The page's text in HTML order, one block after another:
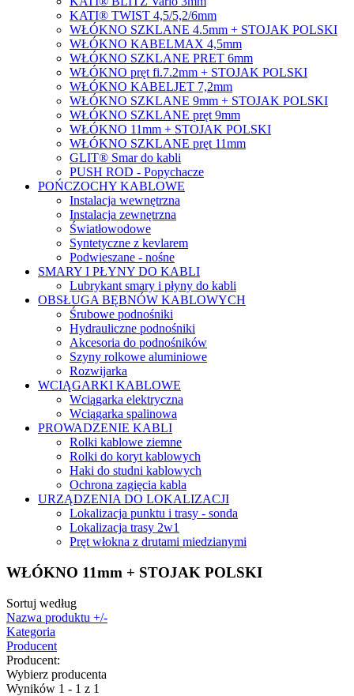
KATI® TWIST 4,5/5,2/6mm
WŁÓKNO SZKLANE 4.5mm + STOJAK POLSKI
WŁÓKNO KABELMAX 4,5mm
WŁÓKNO SZKLANE PRET 6mm
WŁÓKNO pręt fi.7.2mm + STOJAK POLSKI
WŁÓKNO KABELJET 7,2mm
WŁÓKNO SZKLANE 9mm + STOJAK POLSKI
WŁÓKNO SZKLANE pręt 9mm
WŁÓKNO 11mm + STOJAK POLSKI
WŁÓKNO SZKLANE pręt 11mm
GLIT® Smar do kabli
PUSH ROD - Popychacze
POŃCZOCHY KABLOWE
Instalacja wewnętrzna
Instalacja zewnętrzna
Światłowodowe
Syntetyczne z kevlarem
Podwieszane - nośne
SMARY I PŁYNY DO KABLI
Lubrykant smary i płyny do kabli
OBSŁUGA BĘBNÓW KABLOWYCH
Śrubowe podnośniki
Hydrauliczne podnośniki
Akcesoria do podnośników
Szyny rolkowe aluminiowe
Rozwijarka
WCIĄGARKI KABLOWE
Wciągarka elektryczna
Wciągarka spalinowa
PROWADZENIE KABLI
Rolki kablowe ziemne
Rolki do koryt kablowych
Haki do studni kablowych
Ochrona zagięcia kabla
URZĄDZENIA DO LOKALIZACJI
Lokalizacja punktu i trasy - sonda
Lokalizacja trasy 2w1
Pręt włokna z drutami miedzianymi
WŁÓKNO 11mm + STOJAK POLSKI
Sortuj według
Nazwa produktu +/-
Kategoria
Producent
Producent:
Wybierz producenta
Wyników 1 - 1 z 1